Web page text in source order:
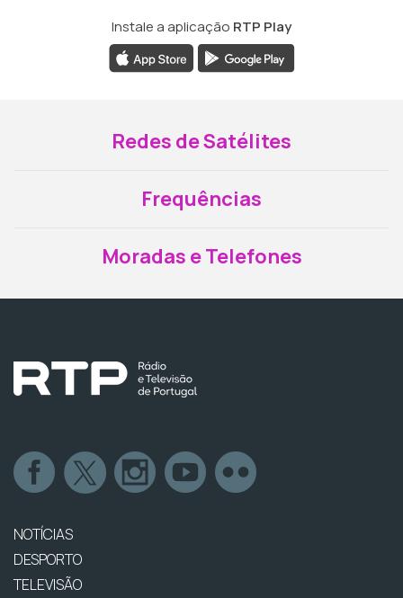
Instale a aplicação RTP Play
Redes de Satélites
Frequências
Moradas e Telefones
NOTÍCIAS
DESPORTO
TELEVISÃO